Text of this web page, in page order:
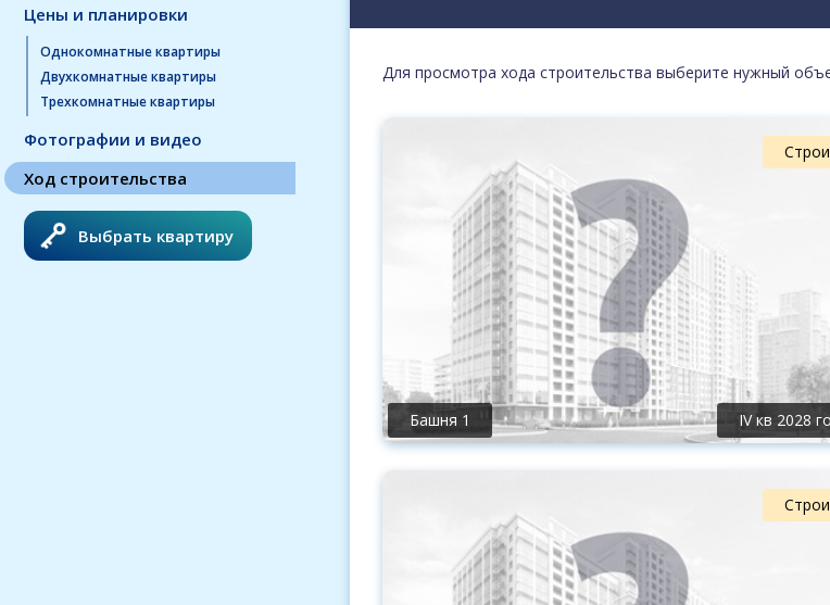
Цены и планировки
Однокомнатные квартиры
Двухкомнатные квартиры
Трехкомнатные квартиры
Фотографии и видео
Ход строительства
Выбрать квартиру
Для просмотра хода строительства выберите нужный
Башня 1 IV кв 2028